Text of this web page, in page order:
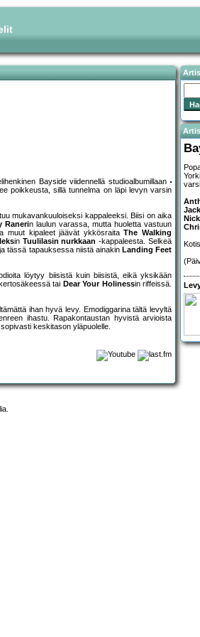
Bayside viidennellä studioalbumillaan
poikkeusta, sillä tunnelma on läpi levyn varsin
mukavankuuloiseksi kappaleeksi. Biisi on aika
Ranerin laulun varassa, mutta huoletta vastuun
muut kipaleet jäävät ykkösraitaThe Walking
in Tuulilasin nurkkaan -kappaleesta. Selkeä
tässä tapauksessa niistä ainakin Landing Feet
löytyy biisistä kuin biisistä, eikä yksikään
tai Dear Your Holinessin riffeissä.
ihan hyvä levy. Emodiggarina tältä levyltä
ihastu. Rapakontaustan hyvistä arvioista
keskitason yläpuolelle.